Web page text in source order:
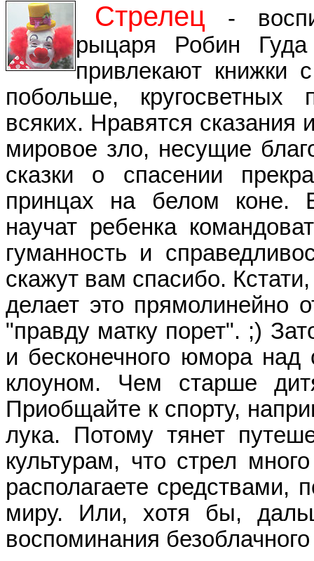
Стрелец -
рыцаря Робин
привлекают книжки
побольше, кругосветных
всяких. Нравятся
мировое зло, несущие
сказки о спасении
принцах на белом коне.
научат ребенка
гуманность и
скажут вам спасибо.
делает это прямолинейно
"правду матку порет". ;)
и бесконечного юмора над
клоуном. Чем старше
Приобщайте к спорту,
лука. Потому тянет
культурам, что стрел
располагаете средствами,
миру. Или, хотя бы,
воспоминания